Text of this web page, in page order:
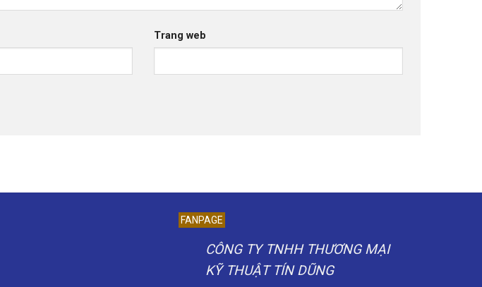
Trang web
FANPAGE
CÔNG TY TNHH THƯƠNG MẠI
KỸ THUẬT TÍN DŨNG